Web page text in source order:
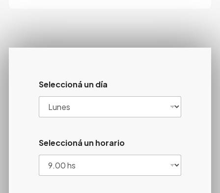
Seleccioná un día
Seleccioná un horario